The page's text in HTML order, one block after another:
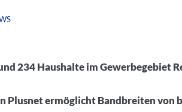
234 Haushalte im Gewerbegebiet
Plusnet ermöglicht Bandbreiten von